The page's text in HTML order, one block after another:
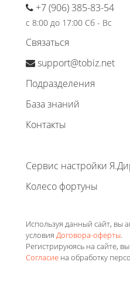
+7 (906) 385-83-54
с 8:00 до 17:00 Сб - Вс
Связаться
support@tobiz.net
Подразделения
База знаний
Контакты
Сервис настройки
Колесо фортуны
Используя данный сайт, вы
условия Договора-оферты.
Регистрируюясь на сайте,
Согласие на обработку